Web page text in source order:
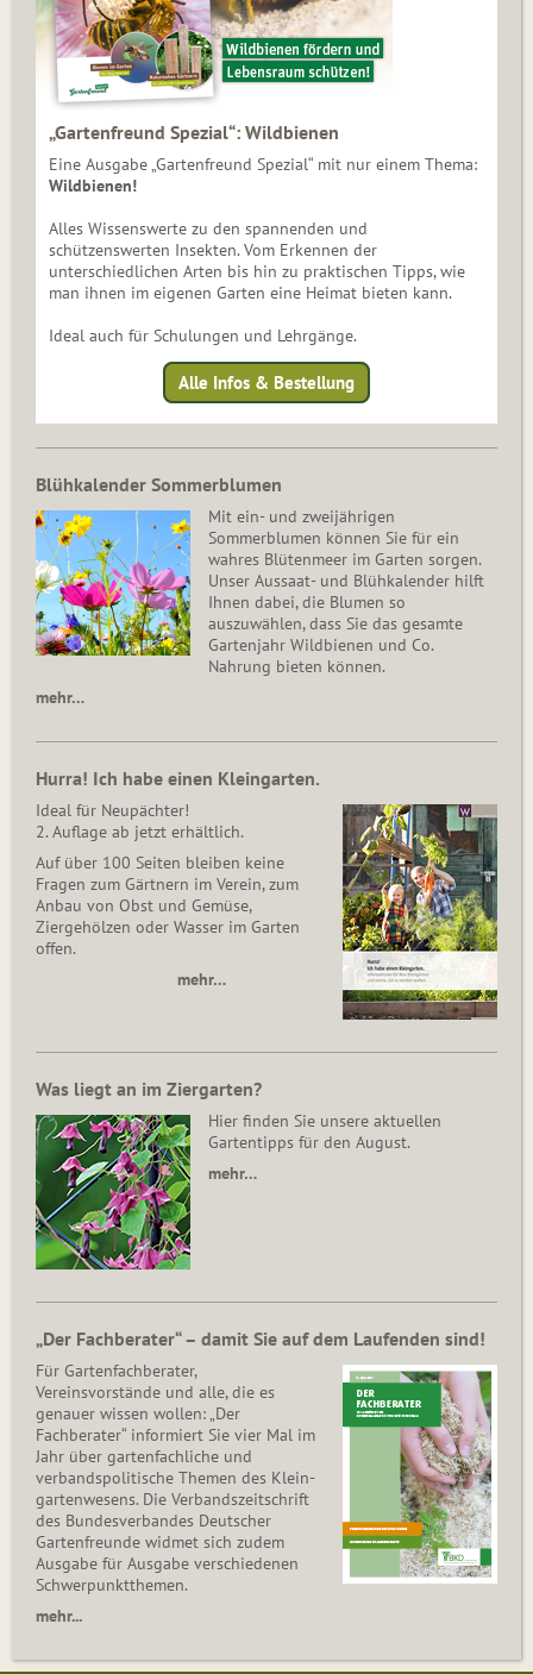
„Gartenfreund Spezial“: Wildbienen
Eine Ausgabe „Gartenfreund Spezial“ mit nur einem Thema:
Wildbienen!
Alles Wissenswerte zu den spannenden und
schützenswerten Insekten. Vom Erkennen der
unterschiedlichen Arten bis hin zu praktischen Tipps, wie
man ihnen im eigenen Garten eine Heimat bieten kann.
Ideal auch für Schulungen und Lehrgänge.
Alle Infos & Bestellung
Blühkalender Sommerblumen
Mit ein- und zweijährigen
Sommerblumen können Sie für ein
wahres Blütenmeer im Garten sorgen.
Unser Aussaat- und Blühkalender hilft
Ihnen dabei, die Blumen so
auszuwählen, dass Sie das gesamte
Gartenjahr Wildbienen und Co.
Nahrung bieten können.
mehr…
Hurra! Ich habe einen Kleingarten.
Ideal für Neupächter!
2. Auflage ab jetzt erhältlich.
Auf über 100 Seiten bleiben keine
Fragen zum Gärtnern im Verein, zum
Anbau von Obst und Gemüse,
Ziergehölzen oder Wasser im Garten
offen.
mehr…
Was liegt an im Ziergarten?
Hier finden Sie unsere aktuellen
Gartentipps für den August.
mehr…
„Der Fachberater“ – damit Sie auf dem Laufenden sind!
Für Gartenfachberater,
Vereinsvorstände und alle, die es
genauer wissen wollen: „Der
Fachberater“ informiert Sie vier Mal im
Jahr über gartenfachliche und
verbandspolitische Themen des Klein­
gar­ten­wesens. Die Ver­bands­zeit­schrift
des Bun­des­ver­ban­des Deutscher
Gartenfreunde widmet sich zudem
Ausgabe für Ausgabe verschiedenen
Schwer­punkt­the­men.
mehr...